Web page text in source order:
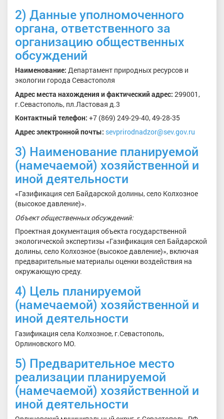
2) Данные уполномоченного
органа, ответственного за
организацию общественных
обсуждений
Наименование: Департамент природных ресурсов и
экологии города Севастополя
Адрес места нахождения и фактический адрес: 299001,
г.Севастополь, пл.Ластовая д.3
Контактный телефон: +7 (869) 249-29-40, 49-28-35
Адрес электроннойпочты: sevprirodnadzor@sev.gov.ru
3) Наименование планируемой
(намечаемой) хозяйственной и
иной деятельности
«Газификация сел Байдарской долины, село Колхозное
(высокое давление)».
Объект общественных обсуждений:
Проектная документация объекта государственной
экологической экспертизы «Газификация сел Байдарской
долины, село Колхозное (высокое давление)», включая
предварительные материалы оценки воздействия на
окружающую среду.
4) Цель планируемой
(намечаемой) хозяйственной и
иной деятельности
Газификация села Колхозное, г.Севастополь,
Орлиновского МО.
5) Предварительное место
реализации планируемой
(намечаемой) хозяйственной и
иной деятельности